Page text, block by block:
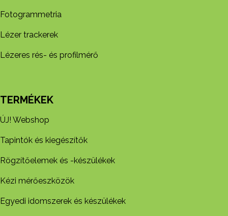
Fotogrammetria
Lézer trackerek
Lézeres rés- és profilmérő
TERMÉKEK
ÚJ! Webshop
Tapintók és kiegészítők
Rögzítőelemek és -készül​ékek
Kézi mérőeszközök
Egyedi idomszerek és készülékek